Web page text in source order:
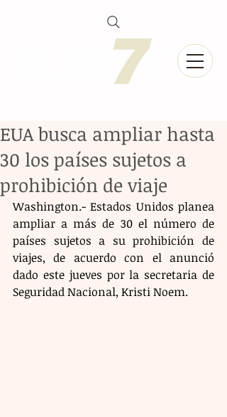
EUA busca ampliar hasta
30 los países sujetos a
prohibición de viaje
Washington.- Estados Unidos planea
ampliar a más de 30 el número de
países sujetos a su prohibición de
viajes, de acuerdo con el anunció
dado este jueves por la secretaria de
Seguridad Nacional, Kristi Noem.